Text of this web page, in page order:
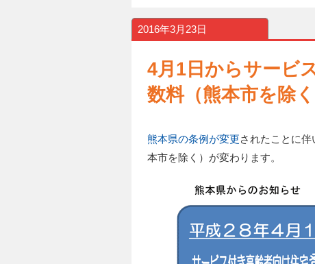
2016年3月23日
4月1日からサービ
数料（熊本市を除
熊本県の条例が変更されたことに
本市を除く）が変わります。